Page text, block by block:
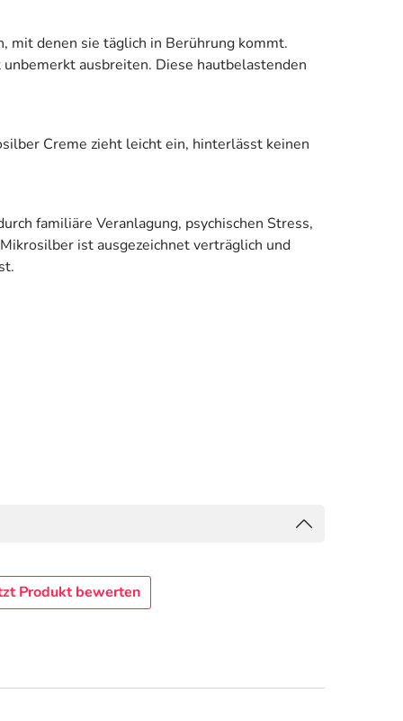
mit denen sie täglich in Berührung kommt.
ausbreiten. Diese hautbelastenden
Creme zieht leicht ein, hinterlässt keinen
familiäre Veranlagung, psychischen Stress,
ist ausgezeichnet verträglich und
Produkt bewerten